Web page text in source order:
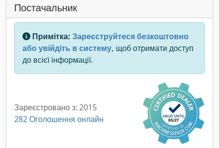
Постачальник
Примітка: Зареєструйтеся безкоштовно
або увійдіть в систему, щоб отримати доступ
до всієї інформації.
Зареєстровано з: 2015
282 Оголошення онлайн